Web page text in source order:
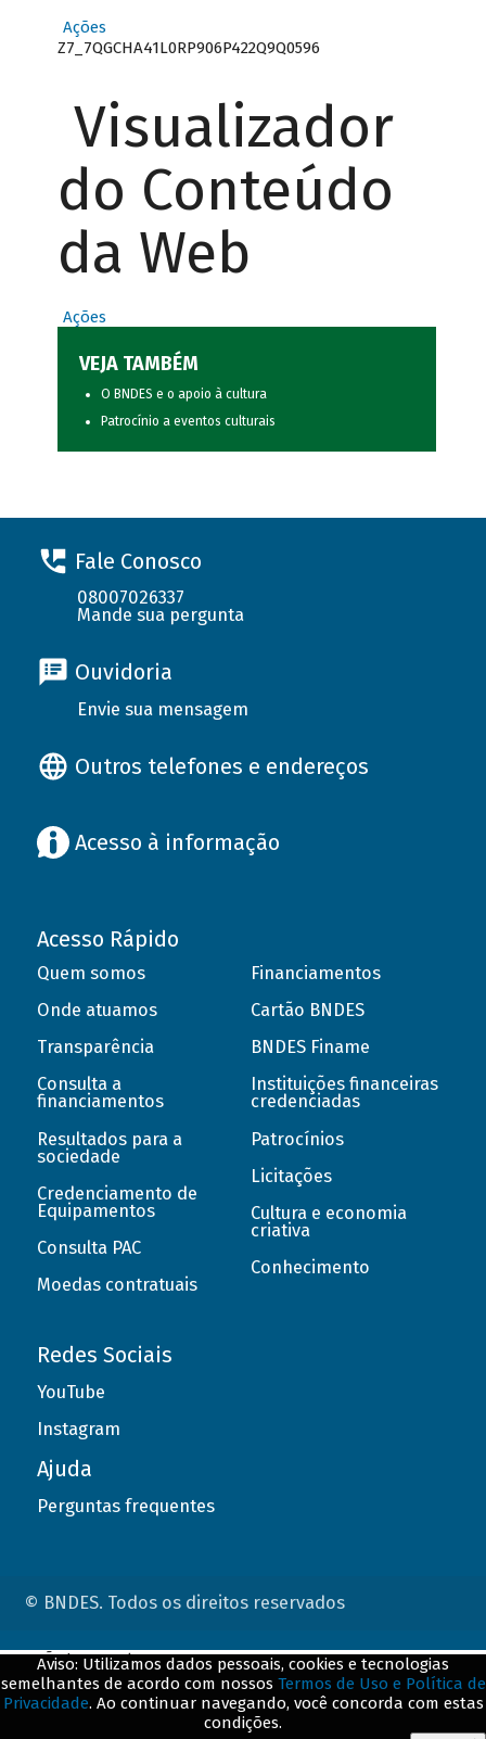
Ações
Z7_7QGCHA41L0RP906P422Q9Q0596
Visualizador
do Conteúdo
da Web
Ações
VEJA TAMBÉM
O BNDES e o apoio à cultura
Patrocínio a eventos culturais
Fale Conosco
08007026337
Mande sua pergunta
Ouvidoria
Envie sua mensagem
Outros telefones e endereços
Acesso à informação
Acesso Rápido
Quem somos
Onde atuamos
Transparência
Consulta a
financiamentos
Resultados para a
sociedade
Credenciamento de
Equipamentos
Consulta PAC
Moedas contratuais
Financiamentos
Cartão BNDES
BNDES Finame
Instituições financeiras
credenciadas
Patrocínios
Licitações
Cultura e economia
criativa
Conhecimento
Redes Sociais
YouTube
Instagram
Ajuda
Perguntas frequentes
© BNDES. Todos os direitos reservados
Aviso: Utilizamos dados pessoais, cookies e tecnologias
semelhantes de acordo com nossos Termos de Uso e Política de
Privacidade. Ao continuar navegando, você concorda com estas
condições.
ConteÃºdo complementar
${title}${badge}